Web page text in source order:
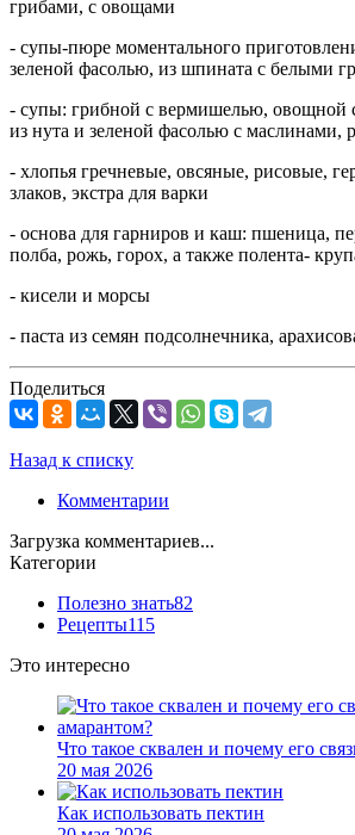
грибами, с овощами
- супы-пюре моментального
зеленой фасолью, из шпината с белыми
- супы: грибной с вермишелью, овощной
из нута и зеленой фасолью с маслинами,
- хлопья гречневые, овсяные, рисовые,
злаков, экстра для варки
- основа для гарниров и каш: пшеница,
полба, рожь, горох, а также полента-
- кисели и морсы
- паста из семян подсолнечника,
Поделиться
Назад к списку
Комментарии
Загрузка комментариев...
Категории
Полезно знать82
Рецепты115
Это интересно
Что такое сквален и почему его
20 мая 2026
Как использовать пектин